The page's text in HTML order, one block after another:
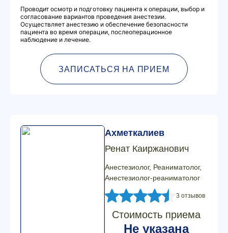
Проводит осмотр и подготовку пациента к операции, выбор и
согласование вариантов проведения анестезии.
Осуществляет анестезию и обеспечение безопасности
пациента во время операции, послеоперационное
наблюдение и лечение.
ЗАПИСАТЬСЯ НА ПРИЕМ
Ахметкалиев
Ренат Каиржанович
Анестезиолог, Реаниматолог,
Анестезиолог-реаниматолог
3 отзывов
Стоимость приема
Не указана